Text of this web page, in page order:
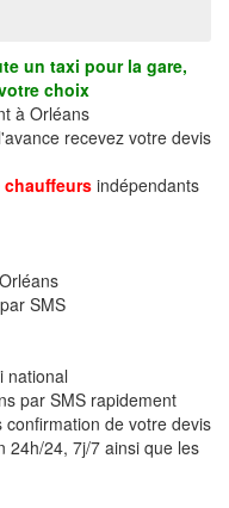
un taxi pour la gare,
choix
à Orléans
recevez votre devis
chauffeurs indépendants
SMS
national
par SMS rapidement
confirmation de votre devis
24h/24, 7j/7 ainsi que les